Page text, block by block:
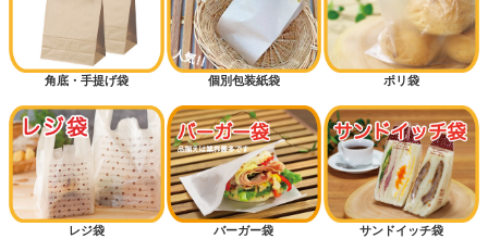
角底・手提げ袋 個別包装紙袋 ポリ袋
レジ袋 バーガー袋 サンドイッチ袋